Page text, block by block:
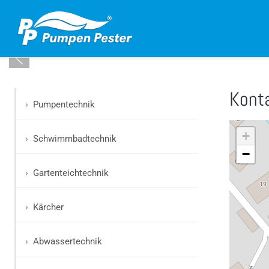
Pumpentechnik
Schwimmbadtechnik
Gartenteichtechnik
Kärcher
Abwassertechnik
+
−